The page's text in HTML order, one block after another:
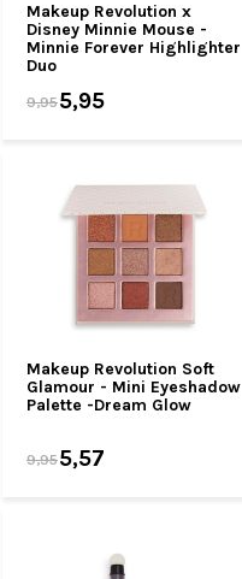
Makeup Revolution x
Disney Minnie Mouse -
Minnie Forever Highlighter
Duo
9,955,95
Makeup Revolution Soft
Glamour - Mini Eyeshadow
Palette -Dream Glow
9,955,57